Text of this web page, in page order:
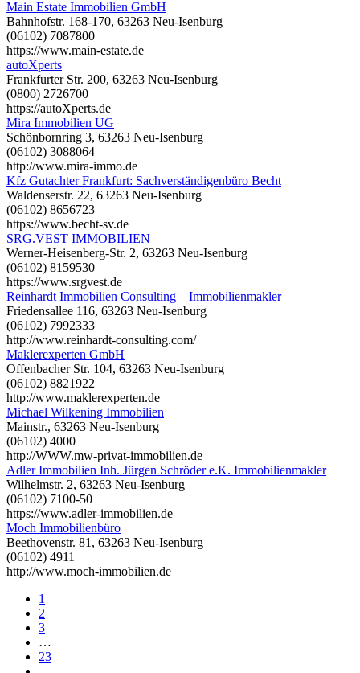
Main Estate Immobilien GmbH
Bahnhofstr. 168-170, 63263 Neu-Isenburg
(06102) 7087800
https://www.main-estate.de
autoXperts
Frankfurter Str. 200, 63263 Neu-Isenburg
(0800) 2726700
https://autoXperts.de
Mira Immobilien UG
Schönbornring 3, 63263 Neu-Isenburg
(06102) 3088064
http://www.mira-immo.de
Kfz Gutachter Frankfurt: Sachverständigenbüro Becht
Waldenserstr. 22, 63263 Neu-Isenburg
(06102) 8656723
https://www.becht-sv.de
SRG.VEST IMMOBILIEN
Werner-Heisenberg-Str. 2, 63263 Neu-Isenburg
(06102) 8159530
https://www.srgvest.de
Reinhardt Immobilien Consulting – Immobilienmakler
Friedensallee 116, 63263 Neu-Isenburg
(06102) 7992333
http://www.reinhardt-consulting.com/
Maklerexperten GmbH
Offenbacher Str. 104, 63263 Neu-Isenburg
(06102) 8821922
http://www.maklerexperten.de
Michael Wilkening Immobilien
Mainstr., 63263 Neu-Isenburg
(06102) 4000
http://WWW.mw-privat-immobilien.de
Adler Immobilien Inh. Jürgen Schröder e.K. Immobilienmakler
Wilhelmstr. 2, 63263 Neu-Isenburg
(06102) 7100-50
https://www.adler-immobilien.de
Moch Immobilienbüro
Beethovenstr. 81, 63263 Neu-Isenburg
(06102) 4911
http://www.moch-immobilien.de
1
2
3
…
23